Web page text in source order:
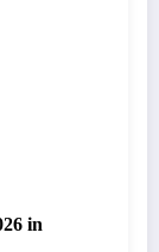
in